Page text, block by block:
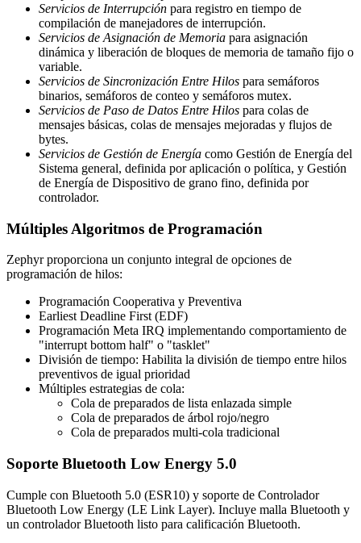
Servicios de Interrupción para registro en tiempo de
compilación de manejadores de interrupción.
Servicios de Asignación de Memoria para asignación
dinámica y liberación de bloques de memoria de tamaño fijo o
variable.
Servicios de Sincronización Entre Hilos para semáforos
binarios, semáforos de conteo y semáforos mutex.
Servicios de Paso de Datos Entre Hilos para colas de
mensajes básicas, colas de mensajes mejoradas y flujos de
bytes.
Servicios de Gestión de Energía como Gestión de Energía del
Sistema general, definida por aplicación o política, y Gestión
de Energía de Dispositivo de grano fino, definida por
controlador.
Múltiples Algoritmos de Programación
Zephyr proporciona un conjunto integral de opciones de
programación de hilos:
Programación Cooperativa y Preventiva
Earliest Deadline First (EDF)
Programación Meta IRQ implementando comportamiento de
"interrupt bottom half" o "tasklet"
División de tiempo: Habilita la división de tiempo entre hilos
preventivos de igual prioridad
Múltiples estrategias de cola:
Cola de preparados de lista enlazada simple
Cola de preparados de árbol rojo/negro
Cola de preparados multi-cola tradicional
Soporte Bluetooth Low Energy 5.0
Cumple con Bluetooth 5.0 (ESR10) y soporte de Controlador
Bluetooth Low Energy (LE Link Layer). Incluye malla Bluetooth y
un controlador Bluetooth listo para calificación Bluetooth.